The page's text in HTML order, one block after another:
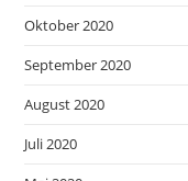
Oktober 2020
September 2020
August 2020
Juli 2020